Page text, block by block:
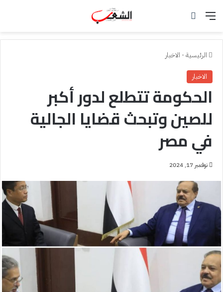
القائمة
الرئيسية - الاخبار
الاخبار
الحكومة تتطلع لدور أكبر
للصين وتبحث قضايا الجالية
في مصر
نوفمبر 17, 2024